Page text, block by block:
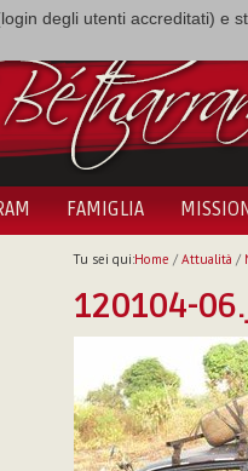
degli utenti accreditati)
FAMIGLIA
Tu sei qui:Home / Attualità /
120104-